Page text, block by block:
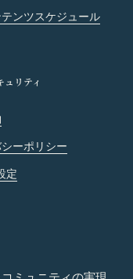
ンツスケジュール
リティ
ーポリシー
定